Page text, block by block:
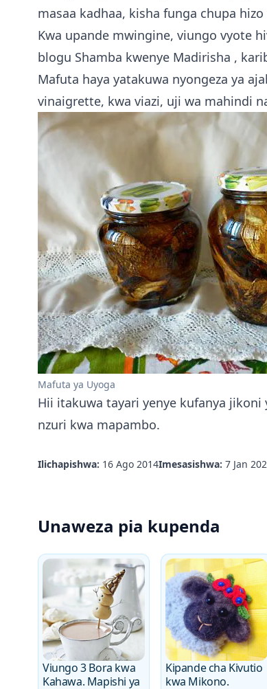
masaa kadhaa, kisha funga chupa
Kwa upande mwingine, viungo vyote
blogu Shamba kwenye Madirisha ,
Mafuta haya yatakuwa nyongeza ya
vinaigrette, kwa viazi, uji wa mahindi
Mafuta ya Uyoga
Hii itakuwa tayari yenye kufanya
nzuri kwa mapambo.
Ilichapishwa: 16 Ago 2014Imesasishwa: 7 Jan
Unaweza pia kupenda
Viungo 3 Bora kwa
Kahawa. Mapishi ya
Kipande cha Kivutio
kwa Mikono.